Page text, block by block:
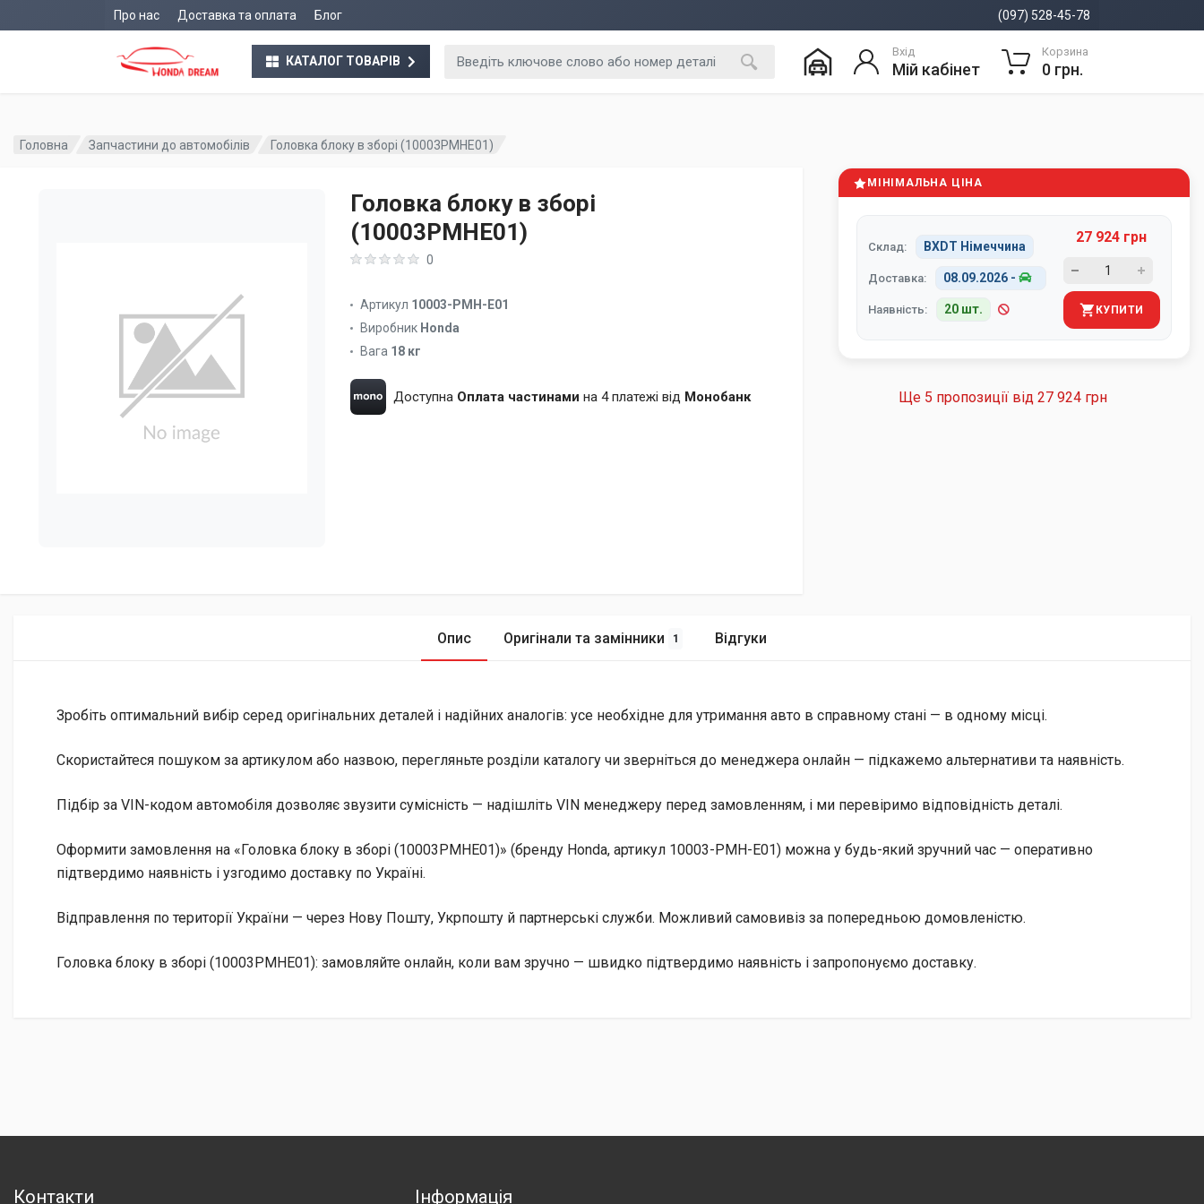
Про нас Доставка та оплата Блог (097) 528-45-78
КАТАЛОГ ТОВАРІВ
Вхід
Мій кабінет
Корзина
0 грн.
Головна Запчастини до автомобілів Головка блоку в зборі (10003PMHE01)
Головка блоку в зборі
(10003PMHE01)
0
Артикул 10003-PMH-E01
Виробник Honda
Вага 18 кг
Доступна Оплата частинами на 4 платежі від Монобанк
МІНІМАЛЬНА ЦІНА
Склад: BXDT Німеччина
Доставка: 08.09.2026 -
Наявність: 20 шт.
27 924 грн
КУПИТИ
Ще 5 пропозиції від27 924 грн
Опис Оригінали та замінники 1 Відгуки
Зробіть оптимальний вибір серед оригінальних деталей і надійних аналогів: усе необхідне для утримання авто в справному стані — в одному місці.
Скористайтеся пошуком за артикулом або назвою, перегляньте розділи каталогу чи зверніться до менеджера онлайн — підкажемо альтернативи та наявність.
Підбір за VIN-кодом автомобіля дозволяє звузити сумісність — надішліть VIN менеджеру перед замовленням, і ми перевіримо відповідність деталі.
Оформити замовлення на «Головка блоку в зборі (10003PMHE01)» (бренду Honda, артикул 10003-PMH-E01) можна у будь-який зручний час — оперативно
підтвердимо наявність і узгодимо доставку по Україні.
Відправлення по території України — через Нову Пошту, Укрпошту й партнерські служби. Можливий самовивіз за попередньою домовленістю.
Головка блоку в зборі (10003PMHE01): замовляйте онлайн, коли вам зручно — швидко підтвердимо наявність і запропонуємо доставку.
Контакти Інформація